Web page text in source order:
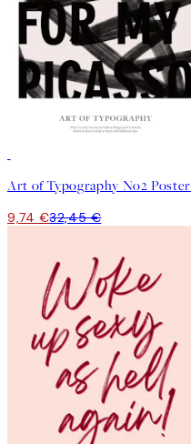
Art of Typography No2 Poster
9,74 €32,45 €